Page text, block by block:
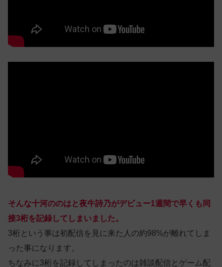
そんな十河ののはと夜牛詩乃がデビュー1週間で早くも同
接3桁を記録してしまいました。
3桁という事は初配信を見に来た人の約98%が離れてしま
った事になります。
ちなみに3桁を記録してしまったのは雑談配信とゲーム配